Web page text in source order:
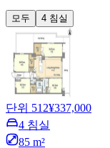
모두 4 침실
단위 512¥337,000
4 침실
85 m²